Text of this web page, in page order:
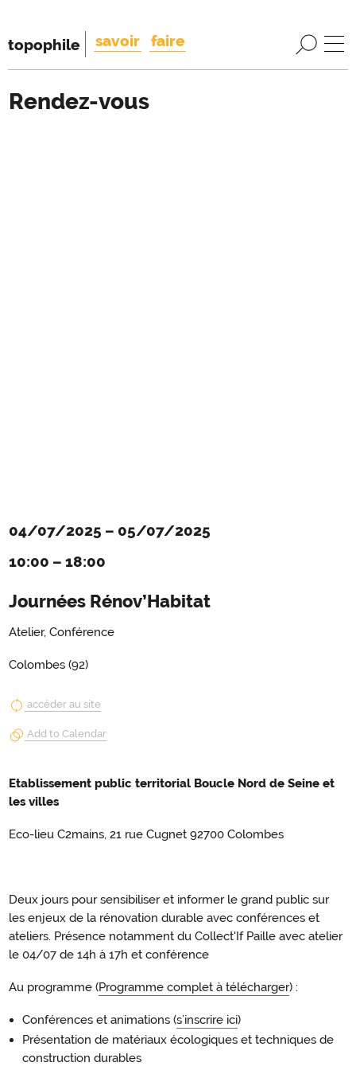
topophile savoir faire
Rendez-vous
04/07/2025 – 05/07/2025
10:00 – 18:00
Journées Rénov’Habitat
Atelier, Conférence
Colombes (92)
accéder au site
Add to Calendar
Etablissement public territorial Boucle Nord de Seine et
les villes
Eco-lieu C2mains, 21 rue Cugnet 92700 Colombes
Deux jours pour sensibiliser et informer le grand public sur
les enjeux de la rénovation durable avec conférences et
ateliers. Présence notamment du Collect'If Paille avec atelier
le 04/07 de 14h à 17h et conférence
Au programme (Programme complet à télécharger) :
Conférences et animations (s’inscrire ici)
Présentation de matériaux écologiques et techniques de
construction durables